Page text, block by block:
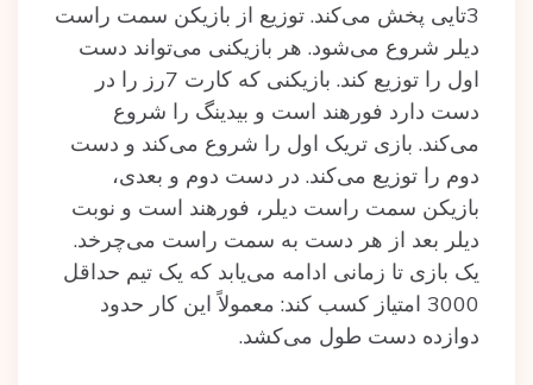
3تایی پخش می‌کند. توزیع از بازیکن سمت راست
دیلر شروع می‌شود. هر بازیکنی می‌تواند دست
اول را توزیع کند. بازیکنی که کارت 7رز را در
دست دارد فورهند است و بیدینگ را شروع
می‌کند. بازی تریک اول را شروع می‌کند و دست
دوم را توزیع می‌کند. در دست دوم و بعدی،
بازیکن سمت راست دیلر، فورهند است و نوبت
دیلر بعد از هر دست به سمت راست می‌چرخد.
یک بازی تا زمانی ادامه می‌یابد که یک تیم حداقل
3000 امتیاز کسب کند: معمولاً این کار حدود
دوازده دست طول می‌کشد.